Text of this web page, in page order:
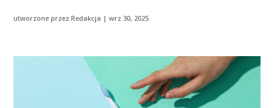
utworzone przezRedakcja |wrz 30, 2025